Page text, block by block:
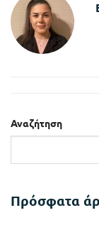
Αναζήτηση
Πρόσφατα